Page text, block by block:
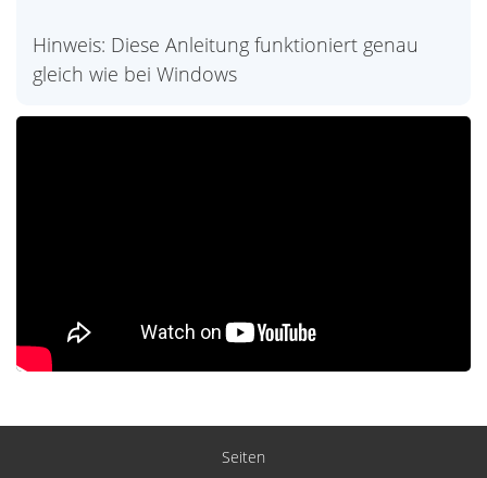
Hinweis: Diese Anleitung funktioniert genau
gleich wie bei Windows
Seiten